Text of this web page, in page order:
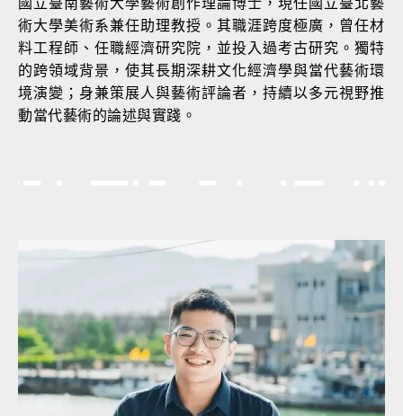
國立臺南藝術大學藝術創作理論博士，現任國立臺北藝
術大學美術系兼任助理教授。其職涯跨度極廣，曾任材
料工程師、任職經濟研究院，並投入過考古研究。獨特
的跨領域背景，使其長期深耕文化經濟學與當代藝術環
境演變；身兼策展人與藝術評論者，持續以多元視野推
動當代藝術的論述與實踐。